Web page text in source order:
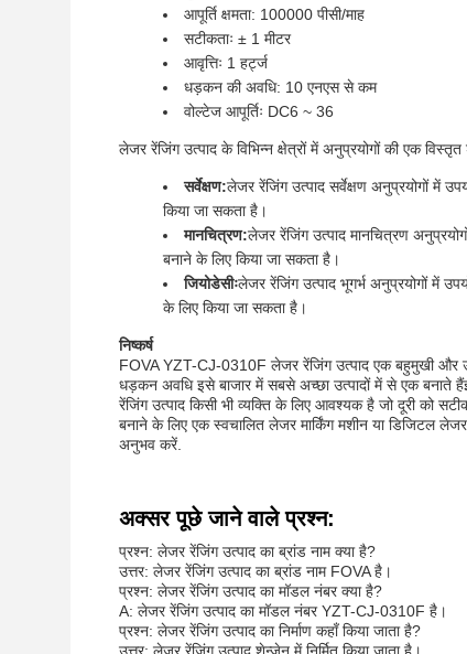
आपूर्ति क्षमता: 100000 पीसी/माह
सटीकताः ± 1 मीटर
आवृत्तिः 1 हर्ट्ज
धड़कन की अवधि: 10 एनएस से कम
वोल्टेज आपूर्तिः DC6 ~ 36
लेजर रेंजिंग उत्पाद के विभिन्न क्षेत्रों में अनुप्रयोगों की एक
सर्वेक्षण:लेजर रेंजिंग उत्पाद सर्वेक्षण अनुप्रयोगों में
किया जा सकता है।
मानचित्रण:लेजर रेंजिंग उत्पाद मानचित्रण
बनाने के लिए किया जा सकता है।
जियोडेसीःलेजर रेंजिंग उत्पाद भूगर्भ अनुप्रयोगों में
के लिए किया जा सकता है।
निष्कर्ष
FOVA YZT-CJ-0310F लेजर रेंजिंग उत्पाद एक बहुमुखी और
धड़कन अवधि इसे बाजार में सबसे अच्छा उत्पादों में से एक बनाते
रेंजिंग उत्पाद किसी भी व्यक्ति के लिए आवश्यक है जो दूरी को
बनाने के लिए एक स्वचालित लेजर मार्किंग मशीन या डिजिटल
अनुभव करें.
अक्सर पूछे जाने वाले प्रश्न:
प्रश्न: लेजर रेंजिंग उत्पाद का ब्रांड नाम क्या है?
उत्तर: लेजर रेंजिंग उत्पाद का ब्रांड नाम FOVA है।
प्रश्न: लेजर रेंजिंग उत्पाद का मॉडल नंबर क्या है?
A: लेजर रेंजिंग उत्पाद का मॉडल नंबर YZT-CJ-0310F है।
प्रश्न: लेजर रेंजिंग उत्पाद का निर्माण कहाँ किया जाता है?